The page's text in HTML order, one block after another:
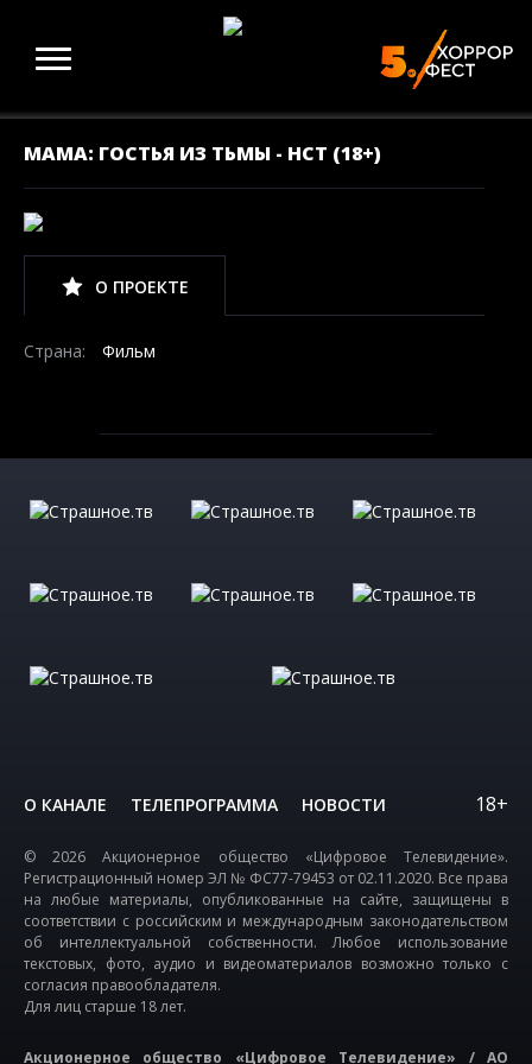
МАМА: ГОСТЬЯ ИЗ ТЬМЫ - НСТ (18+)
О ПРОЕКТЕ
Страна: Фильм
О КАНАЛЕ ТЕЛЕПРОГРАММА НОВОСТИ 18+
© 2026 Акционерное общество «Цифровое Телевидение».
Регистрационный номер ЭЛ № ФС77-79453 от 02.11.2020. Все права
на любые материалы, опубликованные на сайте, защищены в
соответствии с российским и международным законодательством
об интеллектуальной собственности. Любое использование
текстовых, фото, аудио и видеоматериалов возможно только с
согласия правообладателя.
Для лиц старше 18 лет.
Акционерное общество «Цифровое Телевидение» / АО